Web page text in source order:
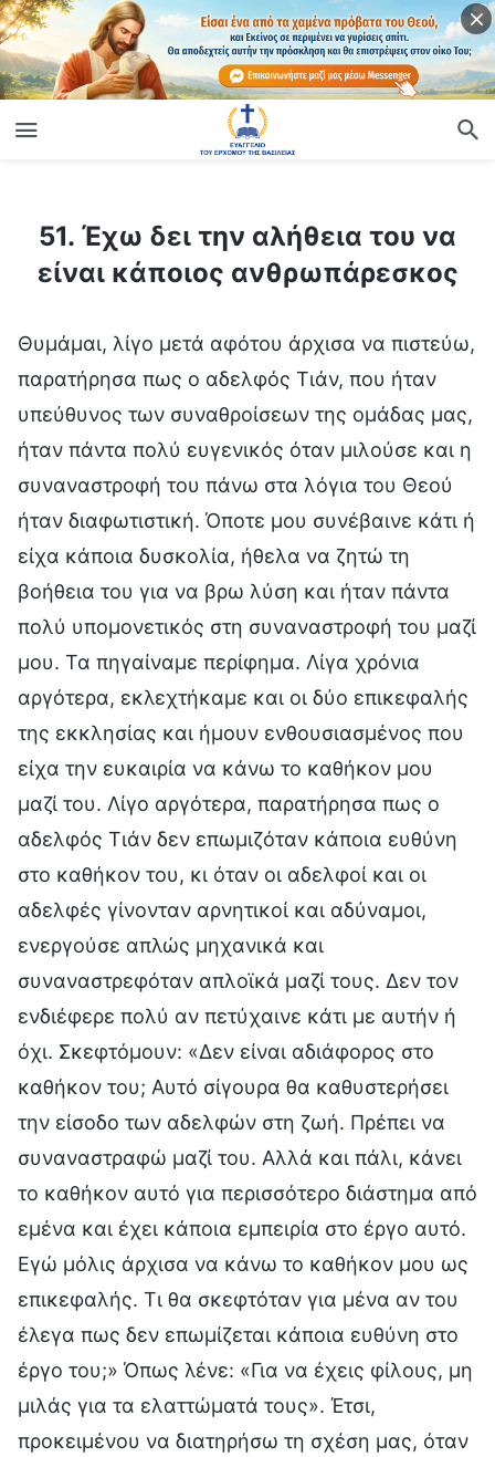
51. Έχω δει την αλήθεια του να
είναι κάποιος ανθρωπάρεσκος
Θυμάμαι, λίγο μετά αφότου άρχισα να πιστεύω,
παρατήρησα πως ο αδελφός Τιάν, που ήταν
υπεύθυνος των συναθροίσεων της ομάδας μας,
ήταν πάντα πολύ ευγενικός όταν μιλούσε και η
συναναστροφή του πάνω στα λόγια του Θεού
ήταν διαφωτιστική. Όποτε μου συνέβαινε κάτι ή
είχα κάποια δυσκολία, ήθελα να ζητώ τη
βοήθεια του για να βρω λύση και ήταν πάντα
πολύ υπομονετικός στη συναναστροφή του μαζί
μου. Τα πηγαίναμε περίφημα. Λίγα χρόνια
αργότερα, εκλεχτήκαμε και οι δύο επικεφαλής
της εκκλησίας και ήμουν ενθουσιασμένος που
είχα την ευκαιρία να κάνω το καθήκον μου
μαζί του. Λίγο αργότερα, παρατήρησα πως ο
αδελφός Τιάν δεν επωμιζόταν κάποια ευθύνη
στο καθήκον του, κι όταν οι αδελφοί και οι
αδελφές γίνονταν αρνητικοί και αδύναμοι,
ενεργούσε απλώς μηχανικά και
συναναστρεφόταν απλοϊκά μαζί τους. Δεν τον
ενδιέφερε πολύ αν πετύχαινε κάτι με αυτήν ή
όχι. Σκεφτόμουν: «Δεν είναι αδιάφορος στο
καθήκον του; Αυτό σίγουρα θα καθυστερήσει
την είσοδο των αδελφών στη ζωή. Πρέπει να
συναναστραφώ μαζί του. Αλλά και πάλι, κάνει
το καθήκον αυτό για περισσότερο διάστημα από
εμένα και έχει κάποια εμπειρία στο έργο αυτό.
Εγώ μόλις άρχισα να κάνω το καθήκον μου ως
επικεφαλής. Τι θα σκεφτόταν για μένα αν του
έλεγα πως δεν επωμίζεται κάποια ευθύνη στο
έργο του;» Όπως λένε: «Για να έχεις φίλους, μη
μιλάς για τα ελαττώματά τους». Έτσι,
προκειμένου να διατηρήσω τη σχέση μας, όταν